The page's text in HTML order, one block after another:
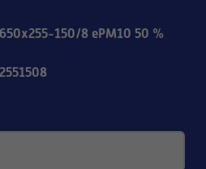
650x255-150/8 ePM10 50 %